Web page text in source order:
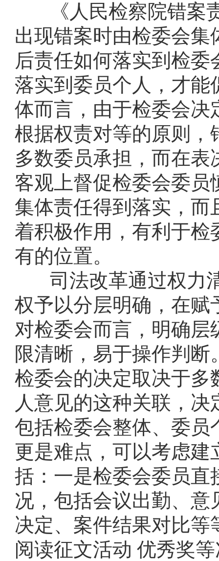
《人民检察院错
出现错案时由检委会
后责任如何落实到检
落实到委员个人，才
体而言，由于检委会决
根据权责对等的原则，
多数委员承担，而在
客观上督促检委会委
集体责任得到落实，
着积极作用，有利于
有的位置。
司法改革通过权力
权予以分层明确，在赋
对检委会而言，明确
限清晰，易于操作判
检委会的决定取决于多
人意见的这种关联，
包括检委会整体、委员
更是难点，可以考虑
括：一是检委会委员直
况，包括会议出勤、
决定、案件结果对比
阅读征文活动 优秀奖